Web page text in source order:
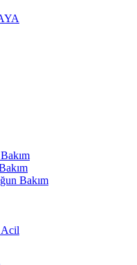
Bakım
Acil